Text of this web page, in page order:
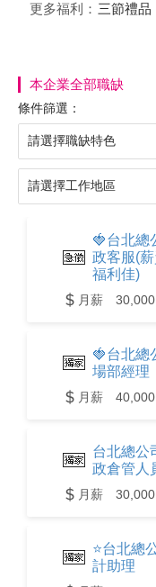
更多福利： 三節禮品
本企業全部職缺
條件篩選：
🍓台北總
政客服(
福利佳)
🍓台北總
場部經理
台北總公
政倉管人
⭐台北總
計助理